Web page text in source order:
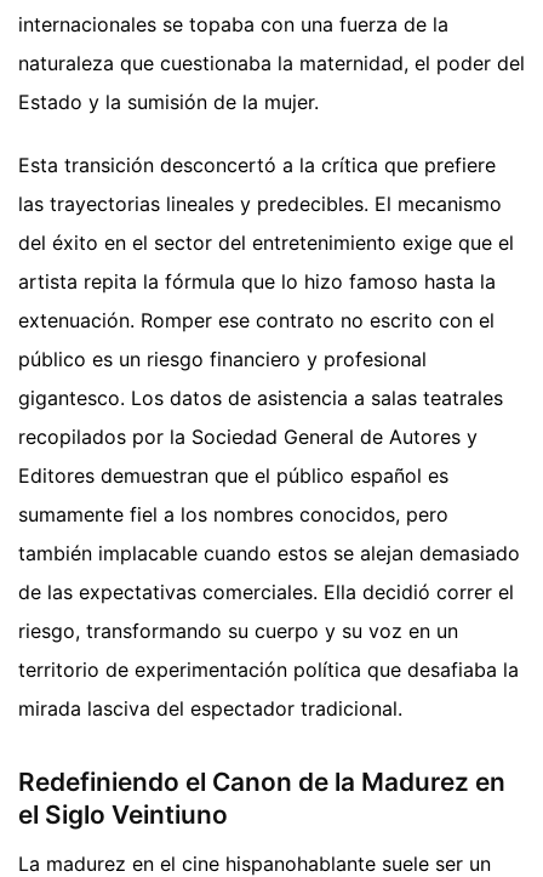
internacionales se topaba con una fuerza de la
naturaleza que cuestionaba la maternidad, el poder del
Estado y la sumisión de la mujer.
Esta transición desconcertó a la crítica que prefiere
las trayectorias lineales y predecibles. El mecanismo
del éxito en el sector del entretenimiento exige que el
artista repita la fórmula que lo hizo famoso hasta la
extenuación. Romper ese contrato no escrito con el
público es un riesgo financiero y profesional
gigantesco. Los datos de asistencia a salas teatrales
recopilados por la Sociedad General de Autores y
Editores demuestran que el público español es
sumamente fiel a los nombres conocidos, pero
también implacable cuando estos se alejan demasiado
de las expectativas comerciales. Ella decidió correr el
riesgo, transformando su cuerpo y su voz en un
territorio de experimentación política que desafiaba la
mirada lasciva del espectador tradicional.
Redefiniendo el Canon de la Madurez en
el Siglo Veintiuno
La madurez en el cine hispanohablante suele ser un